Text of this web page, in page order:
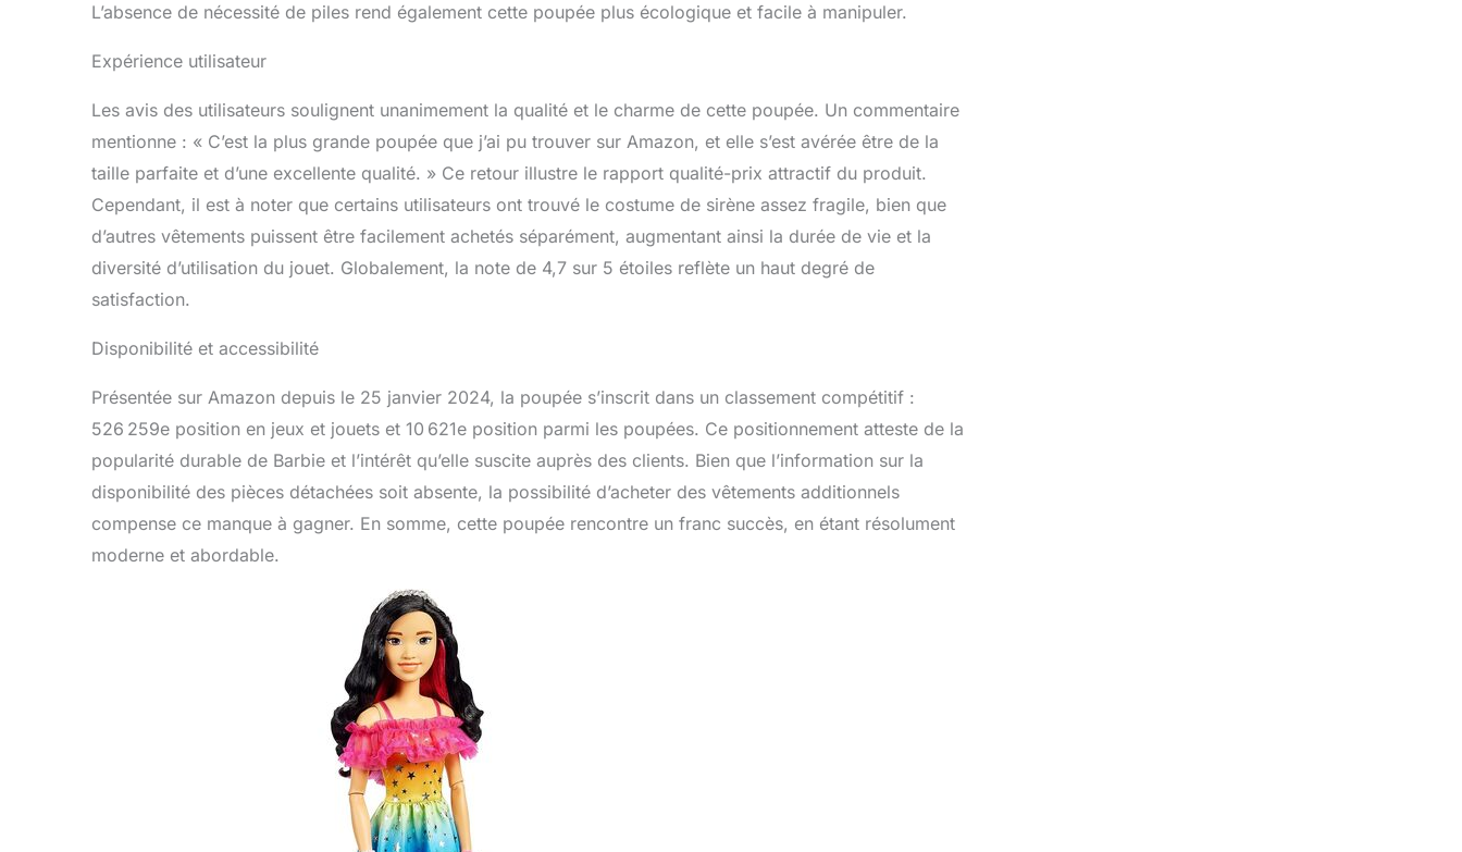
L’absence de nécessité de piles rend également cette poupée plus écologique et facile à manipuler.
Expérience utilisateur
Les avis des utilisateurs soulignent unanimement la qualité et le charme de cette poupée. Un commentaire
mentionne : « C’est la plus grande poupée que j’ai pu trouver sur Amazon, et elle s’est avérée être de la
taille parfaite et d’une excellente qualité. » Ce retour illustre le rapport qualité-prix attractif du produit.
Cependant, il est à noter que certains utilisateurs ont trouvé le costume de sirène assez fragile, bien que
d’autres vêtements puissent être facilement achetés séparément, augmentant ainsi la durée de vie et la
diversité d’utilisation du jouet. Globalement, la note de 4,7 sur 5 étoiles reflète un haut degré de
satisfaction.
Disponibilité et accessibilité
Présentée sur Amazon depuis le 25 janvier 2024, la poupée s’inscrit dans un classement compétitif :
526 259e position en jeux et jouets et 10 621e position parmi les poupées. Ce positionnement atteste de la
popularité durable de Barbie et l’intérêt qu’elle suscite auprès des clients. Bien que l’information sur la
disponibilité des pièces détachées soit absente, la possibilité d’acheter des vêtements additionnels
compense ce manque à gagner. En somme, cette poupée rencontre un franc succès, en étant résolument
moderne et abordable.